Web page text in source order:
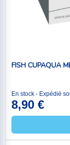
FISH CUPAQUA
En stock - Expédié
8,90 €